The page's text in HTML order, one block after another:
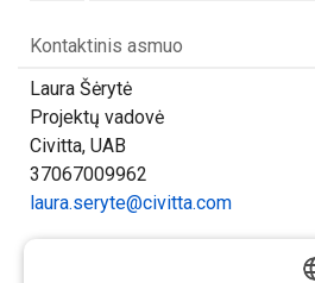
Kontaktinis asmuo
Laura Šėrytė
Projektų vadovė
Civitta, UAB
37067009962
laura.seryte@civitta.com